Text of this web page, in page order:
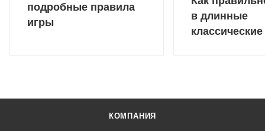
подробные правила
игры
в длинные
КОМПАНИЯ